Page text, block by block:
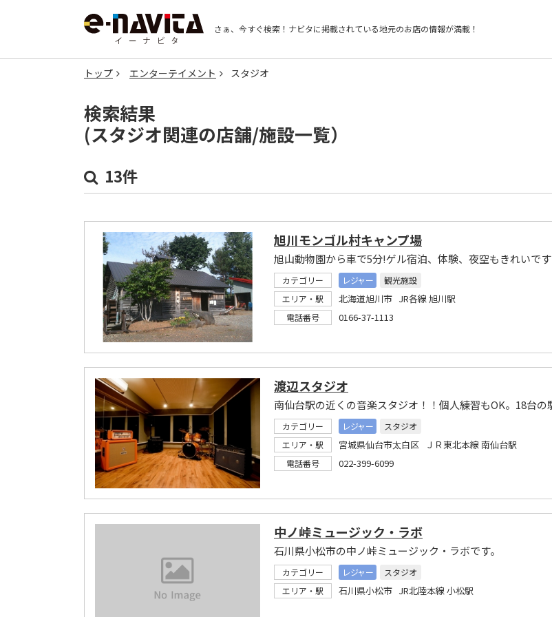
さぁ、今すぐ検索！ ナビタに掲載されている地元のお店の情報が満載！
トップ エンターテイメント スタジオ
検索結果
(スタジオ関連の店舗/施設一覧）
13件
旭川モンゴル村キャンプ場
旭山動物園から車で5分!ゲル宿泊、体験、夜空もきれいです
カテゴリー レジャー
観光施設
エリア・駅
北海道旭川市 JR各線 旭川駅
電話番号 0166-37-1113
渡辺スタジオ
カテゴリー レジャー
スタジオ
エリア・駅
宮城県仙台市太白区 ＪＲ東北本線 南仙台駅
電話番号 022-399-6099
中ノ峠ミュージック・ラボ
石川県小松市の中ノ峠ミュージック・ラボです。
カテゴリー レジャー
スタジオ
エリア・駅
石川県小松市 JR北陸本線 小松駅